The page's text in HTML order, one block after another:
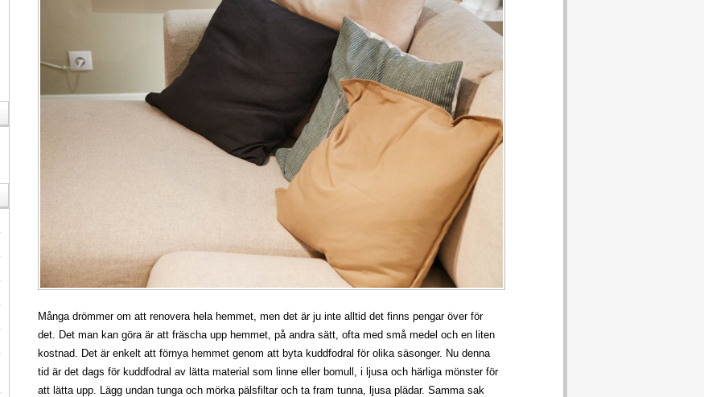
Många drömmer om att renovera hela hemmet, men det är ju inte alltid det finns pengar över för
det. Det man kan göra är att fräscha upp hemmet, på andra sätt, ofta med små medel och en liten
kostnad. Det är enkelt att förnya hemmet genom att byta kuddfodral för olika säsonger. Nu denna
tid är det dags för kuddfodral av lätta material som linne eller bomull, i ljusa och härliga mönster för
att lätta upp. Lägg undan tunga och mörka pälsfiltar och ta fram tunna, ljusa plädar. Samma sak